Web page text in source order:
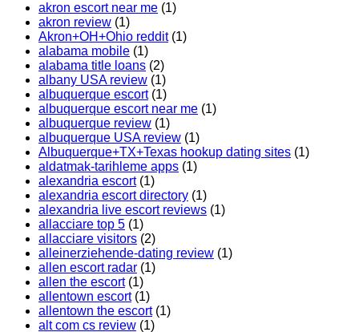
akron escort near me (1)
akron review (1)
Akron+OH+Ohio reddit(1)
alabama mobile (1)
alabama title loans (2)
albany USA review (1)
albuquerque escort(1)
albuquerque escort near me (1)
albuquerque review (1)
albuquerque USA review (1)
Albuquerque+TX+Texas hookup dating sites (1)
aldatmak-tarihleme apps (1)
alexandria escort(1)
alexandria escort directory (1)
alexandria live escort reviews (1)
allacciare top 5 (1)
allacciare visitors (2)
alleinerziehende-dating review (1)
allen escort radar (1)
allen the escort(1)
allentown escort(1)
allentown the escort(1)
alt com cs review (1)